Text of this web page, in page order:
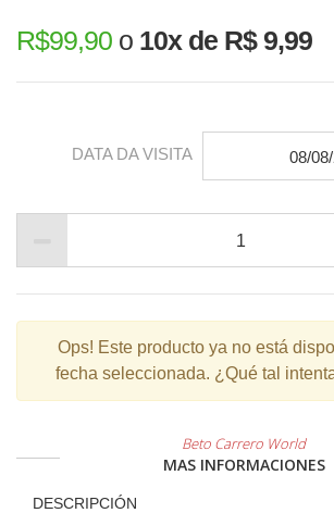
R$99,90 o 10x de R$ 9,99
DATA DA VISITA 08/
Ops! Este producto ya no está
fecha seleccionada. ¿Qué tal
Beto Carrero World
MAS INFORMACIONES
DESCRIPCIÓN